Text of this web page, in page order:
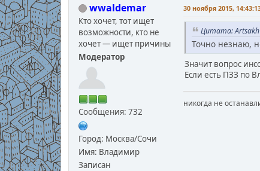
wwaldemar
Кто хочет, тот ищет
возможности, кто не
хочет — ищет причины
Модератор
Сообщения: 732
Город: Москва/Сочи
Имя: Владимир
Записан
30 ноября 2015,
Цитата: Artsakh
Точно незнаю,
Значит вопрос
Если есть ПЗЗ по
никогда не